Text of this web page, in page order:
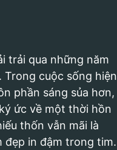
trải qua những năm
cuộc sống hiện
phần sáng sủa hơn,
ức về một thời hồn
thốn vẫn mãi là
đẹp in đậm trong tim.